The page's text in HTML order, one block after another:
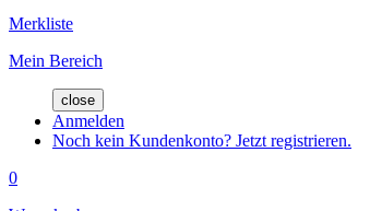
Merkliste
Mein Bereich
close
Anmelden
Noch kein Kundenkonto? Jetzt registrieren.
0